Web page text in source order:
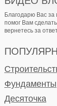
Благодарю Вас за
помог Вам
вернетесь за
Фундаменты
Десяточка